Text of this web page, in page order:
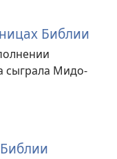
Библии
сыграла Мидо-